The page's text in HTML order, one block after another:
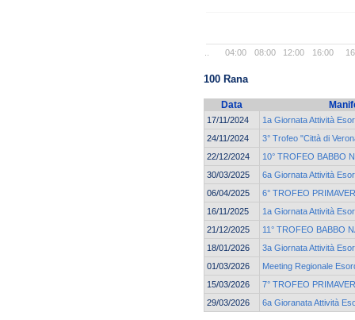
04:00 08:00 12:00 16:00
100 Rana
Data
17/11/2024
1a Giornata Attività
24/11/2024
3° Trofeo "Città di
22/12/2024
10° TROFEO BABBO
30/03/2025
6a Giornata Attività
06/04/2025
6° TROFEO
16/11/2025
1a Giornata Attività
21/12/2025
11° TROFEO BABBO
18/01/2026
3a Giornata Attività
01/03/2026
Meeting Regionale
15/03/2026
7° TROFEO
29/03/2026
6a Gioranata Attività